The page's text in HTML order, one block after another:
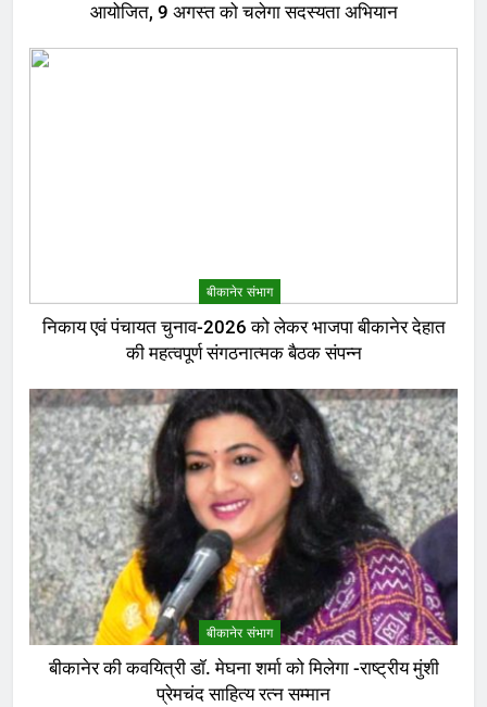
आयोजित, 9 अगस्त को चलेगा सदस्यता अभियान
बीकानेर संभाग
निकाय एवं पंचायत चुनाव-2026 को लेकर भाजपा बीकानेर देहात
की महत्वपूर्ण संगठनात्मक बैठक संपन्न
बीकानेर संभाग
बीकानेर की कवयित्री डॉ. मेघना शर्मा को मिलेगा -राष्ट्रीय मुंशी
प्रेमचंद साहित्य रत्न सम्मान